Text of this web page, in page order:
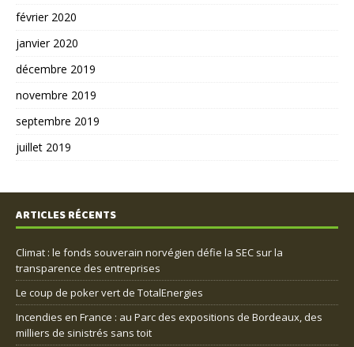
février 2020
janvier 2020
décembre 2019
novembre 2019
septembre 2019
juillet 2019
ARTICLES RÉCENTS
Climat : le fonds souverain norvégien défie la SEC sur la
transparence des entreprises
Le coup de poker vert de TotalEnergies
Incendies en France : au Parc des expositions de Bordeaux, des
milliers de sinistrés sans toit